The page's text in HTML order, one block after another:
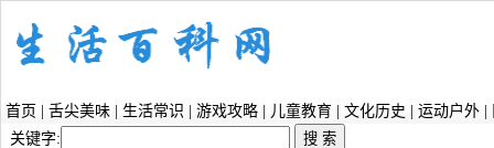
首页 舌尖美味 生活常识 游戏攻略 儿童教育 文化历史 运动户外
关键字: